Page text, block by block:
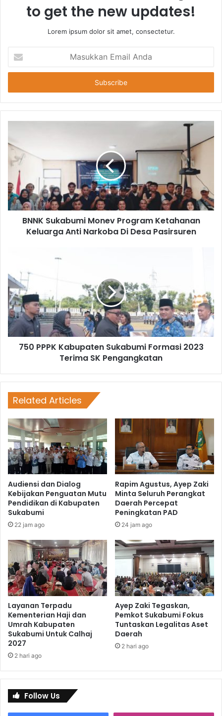
to get the new updates!
Lorem ipsum dolor sit amet, consectetur.
Email
Anda
BNNK Sukabumi Monev Program Ketahanan
Keluarga Anti Narkoba Di Desa Pasirsuren
750 PPPK Kabupaten Sukabumi Formasi 2023
Terima SK Pengangkatan
Related Articles
Audiensi dan Dialog
Kebijakan Penguatan Mutu
Pendidikan di Kabupaten
Sukabumi
22 jam ago
Rapim Agustus, Ayep Zaki
Minta Seluruh Perangkat
Daerah Percepat
Peningkatan PAD
24 jam ago
Layanan Terpadu
Kementerian Haji dan
Umrah Kabupaten
Sukabumi Untuk Calhaj
2027
2 hari ago
Ayep Zaki Tegaskan,
Pemkot Sukabumi Fokus
Tuntaskan Legalitas Aset
Daerah
2 hari ago
Follow Us